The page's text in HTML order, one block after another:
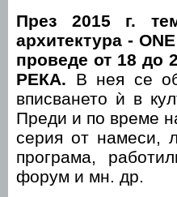
През 2015 г.
архитектура -
проведе от 18
РЕКА. В нея се
вписването ѝ в
Преди и по време
серия от намеси,
програма,
форум и мн. др.